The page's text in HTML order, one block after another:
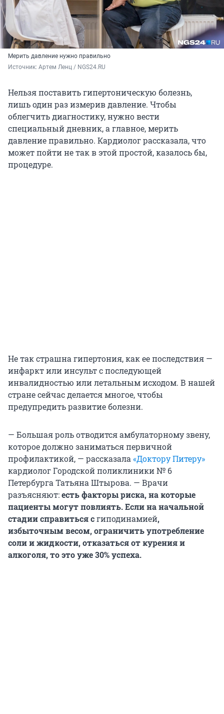
Мерить давление нужно правильно
Источник: Артем Ленц / NGS24.RU
Нельзя поставить гипертоническую болезнь,
лишь один раз измерив давление. Чтобы
облегчить диагностику, нужно вести
специальный дневник, а главное, мерить
давление правильно. Кардиолог рассказала, что
может пойти не так в этой простой, казалось бы,
процедуре.
Не так страшна гипертония, как ее последствия —
инфаркт или инсульт с последующей
инвалидностью или летальным исходом. В нашей
стране сейчас делается многое, чтобы
предупредить развитие болезни.
— Большая роль отводится амбулаторному звену,
которое должно заниматься первичной
профилактикой, — рассказала«Доктору Питеру»
кардиолог Городской поликлиники № 6
Петербурга Татьяна Штырова. — Врачи
разъясняют:есть факторы риска, на которые
пациенты могут повлиять. Если на начальной
стадии справиться сгиподинамией,
избыточным весом, ограничить употребление
соли и жидкости, отказаться от курения и
алкоголя, то это уже 30% успеха.